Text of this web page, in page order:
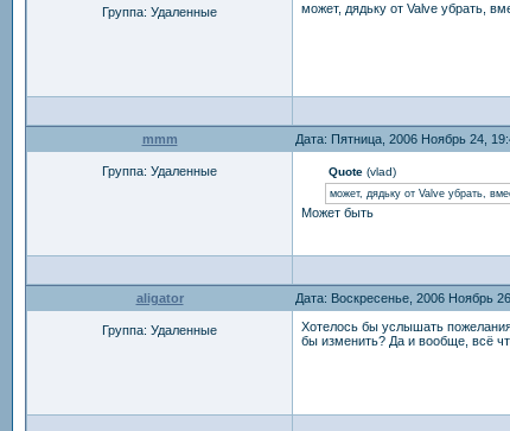
Группа: Удаленные может, дядьку от Valve убрать,
mmm Дата: Пятница, 2006 Ноябрь 24,
Группа: Удаленные Quote(vlad)
может, дядьку от Valve убрать,
Может быть
aligator Дата: Воскресенье, 2006 Ноябрь
Группа: Удаленные
Хотелось бы услышать
бы изменить? Да и вообще, всё